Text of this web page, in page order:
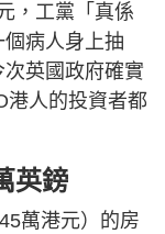
，工黨「真係
病人身上抽
英國政府確實
港人的投資者都
英鎊
萬港元）的房